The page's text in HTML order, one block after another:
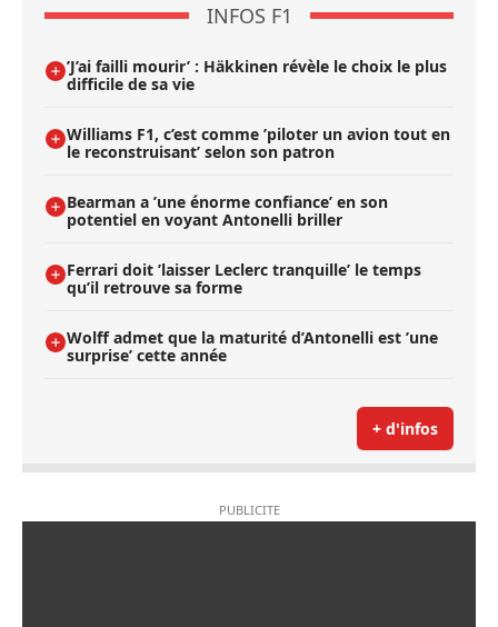
INFOS F1
’J’ai failli mourir’ : Häkkinen révèle le choix le plus
difficile de sa vie
Williams F1, c’est comme ’piloter un avion tout en
le reconstruisant’ selon son patron
Bearman a ’une énorme confiance’ en son
potentiel en voyant Antonelli briller
Ferrari doit ’laisser Leclerc tranquille’ le temps
qu’il retrouve sa forme
Wolff admet que la maturité d’Antonelli est ’une
surprise’ cette année
+ d'infos